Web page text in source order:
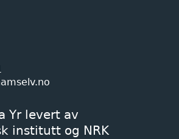
Yr levert av
institutt og NRK